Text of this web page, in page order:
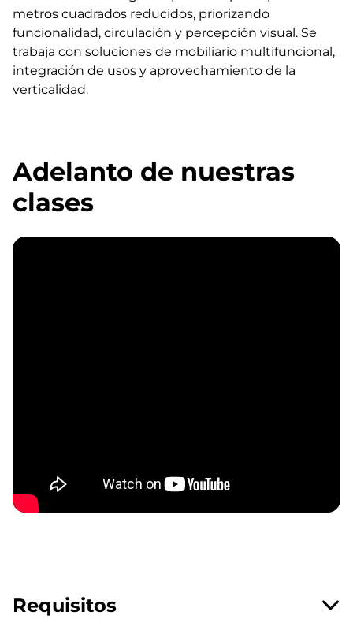
metros cuadrados reducidos, priorizando
funcionalidad, circulación y percepción visual. Se
trabaja con soluciones de mobiliario multifuncional,
integración de usos y aprovechamiento de la
verticalidad.
Adelanto de nuestras
clases
Requisitos